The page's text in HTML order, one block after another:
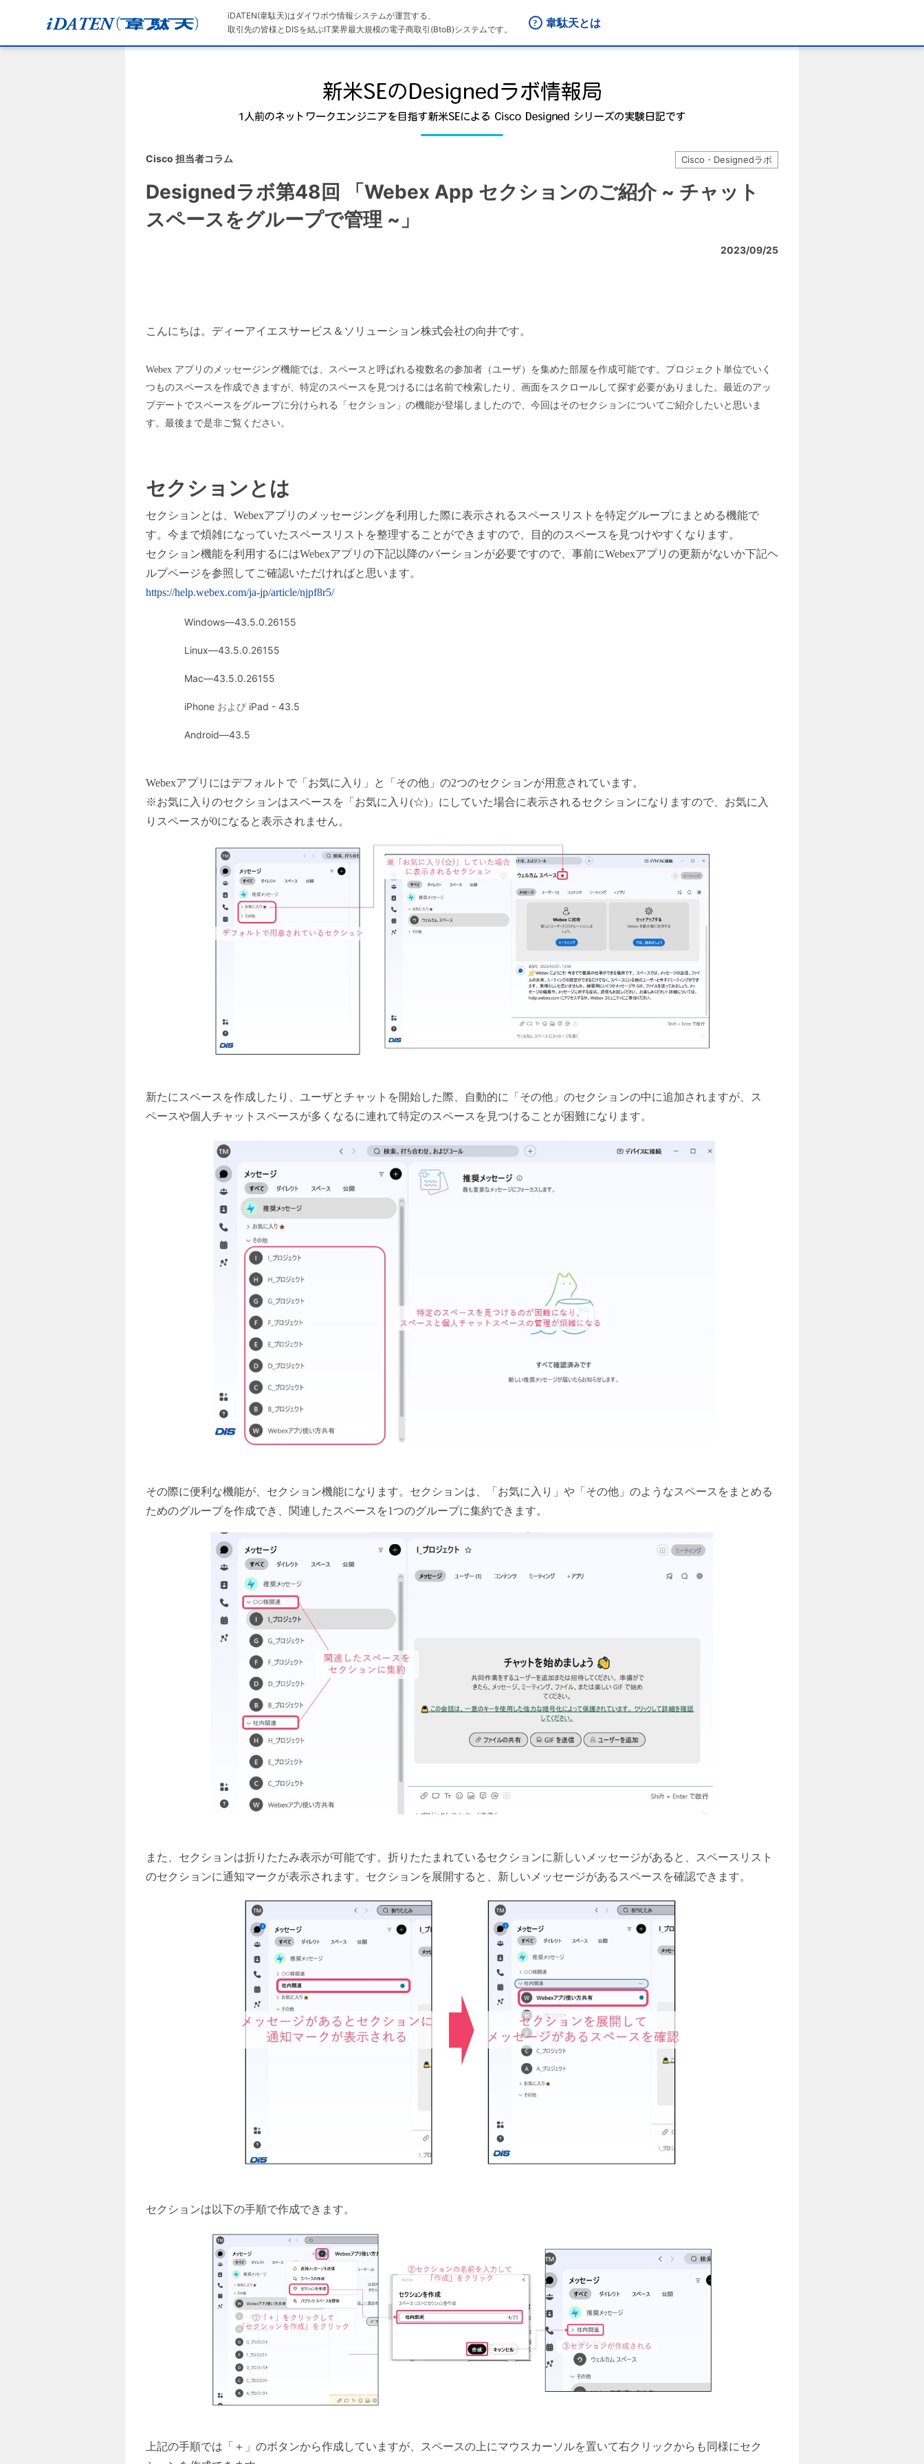
iDATEN(韋駄天)はダイワボウ情報システムが運営する、
取引先の皆様とDISを結ぶIT業界最大規模の電子商取引(BtoB)システムです。
韋駄天とは
Cisco 担当者コラム Cisco・Designedラボ
Designedラボ第48回 「Webex App セクションのご紹介 ~ チャット
スペースをグループで管理 ~」
2023/09/25
こんにちは。ディーアイエスサービス＆ソリューション株式会社の向井です。
Webex アプリのメッセージング機能では、スペースと呼ばれる複数名の参加者（ユーザ）を集めた部屋を作成可能です。プロジェクト単位でいく
つものスペースを作成できますが、特定のスペースを見つけるには名前で検索したり、画面をスクロールして探す必要がありました。最近のアッ
プデートでスペースをグループに分けられる「セクション」の機能が登場しましたので、今回はそのセクションについてご紹介したいと思いま
す。最後まで是非ご覧ください。
セクションとは
セクションとは、Webexアプリのメッセージングを利用した際に表示されるスペースリストを特定グループにまとめる機能で
す。今まで煩雑になっていたスペースリストを整理することができますので、目的のスペースを見つけやすくなります。
セクション機能を利用するにはWebexアプリの下記以降のバーションが必要ですので、事前にWebexアプリの更新がないか下記ヘ
ルプページを参照してご確認いただければと思います。
https://help.webex.com/ja-jp/article/njpf8r5/
Windows—43.5.0.26155
Linux—43.5.0.26155
Mac—43.5.0.26155
iPhone および iPad - 43.5
Android—43.5
Webexアプリにはデフォルトで「お気に入り」と「その他」の2つのセクションが用意されています。
※お気に入りのセクションはスペースを「お気に入り(☆)」にしていた場合に表示されるセクションになりますので、お気に入
りスペースが0になると表示されません。
新たにスペースを作成したり、ユーザとチャットを開始した際、自動的に「その他」のセクションの中に追加されますが、ス
ペースや個人チャットスペースが多くなるに連れて特定のスペースを見つけることが困難になります。
その際に便利な機能が、セクション機能になります。セクションは、「お気に入り」や「その他」のようなスペースをまとめる
ためのグループを作成でき、関連したスペースを1つのグループに集約できます。
また、セクションは折りたたみ表示が可能です。折りたたまれているセクションに新しいメッセージがあると、スペースリスト
のセクションに通知マークが表示されます。セクションを展開すると、新しいメッセージがあるスペースを確認できます。
セクションは以下の手順で作成できます。
上記の手順では「＋」のボタンから作成していますが、スペースの上にマウスカーソルを置いて右クリックからも同様にセク